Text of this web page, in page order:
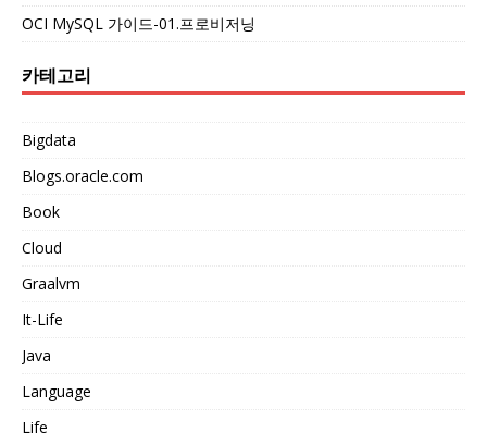
OCI MySQL 가이드-01.프로비저닝
카테고리
Bigdata
Blogs.oracle.com
Book
Cloud
Graalvm
It-Life
Java
Language
Life